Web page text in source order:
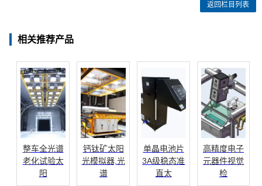
返回栏目列表
相关推荐产品
整车全光谱
老化试验太
阳
钙钛矿太阳
光模拟器,光
谱
单晶电池片
3A级稳态准
直太
高精度电子
元器件视觉
检